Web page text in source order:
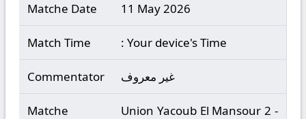
Matche Date 11 May 2026
Match Time : Your device's Time
Commentator غير معروف
Matche
Union Yacoub El Mansour 2 -